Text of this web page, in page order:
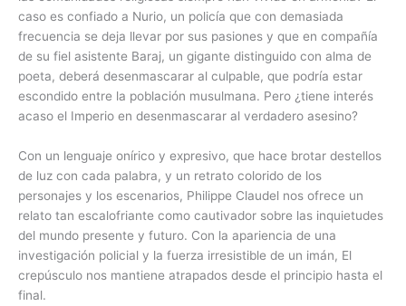
caso es confiado a Nurio, un policía que con demasiada
frecuencia se deja llevar por sus pasiones y que en compañía
de su fiel asistente Baraj, un gigante distinguido con alma de
poeta, deberá desenmascarar al culpable, que podría estar
escondido entre la población musulmana. Pero ¿tiene interés
acaso el Imperio en desenmascarar al verdadero asesino?
Con un lenguaje onírico y expresivo, que hace brotar destellos
de luz con cada palabra, y un retrato colorido de los
personajes y los escenarios, Philippe Claudel nos ofrece un
relato tan escalofriante como cautivador sobre las inquietudes
del mundo presente y futuro. Con la apariencia de una
investigación policial y la fuerza irresistible de un imán, El
crepúsculo nos mantiene atrapados desde el principio hasta el
final.